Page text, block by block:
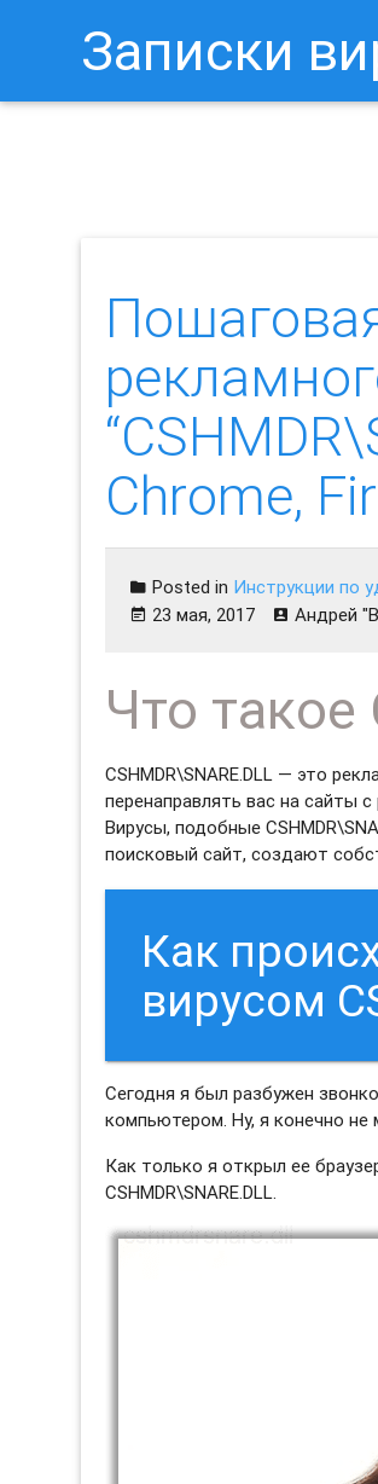
Записки
Chrome,
Posted in Инструкции по
23 мая, 2017
Андрей
Что такое
CSHMDR\SNARE.DLL — это
перенаправлять вас на сайты
Вирусы, подобные
поисковый сайт, создают
Как
вирусом
Сегодня я был разбужен
компьютером. Ну, я конечно не
Как только я открыл ее
CSHMDR\SNARE.DLL.